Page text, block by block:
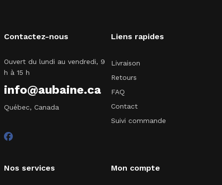
Contactez-nous
Ouvert du lundi au vendredi, 9
h à 15 h
info@aubaine.ca
Québec, Canada
Liens rapides
Livraison
Retours
FAQ
Contact
Suivi commande
Nos services Mon compte